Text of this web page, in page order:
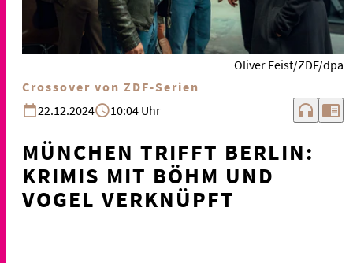
Oliver Feist/ZDF/dpa
Crossover von ZDF-Serien
22.12.2024
10:04 Uhr headphones chrome_reader_mode
MÜNCHEN TRIFFT BERLIN:
KRIMIS MIT BÖHM UND
VOGEL VERKNÜPFT